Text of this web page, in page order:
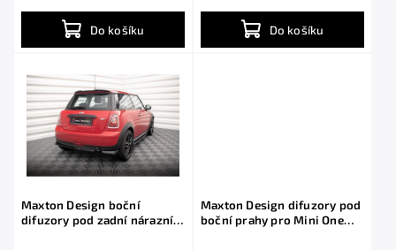
Do košíku Do košíku
Maxton Design boční
difuzory pod zadní nárazník
Maxton Design difuzory pod
boční prahy pro Mini One